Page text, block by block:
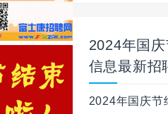
2024年国
信息最新招
2024年国庆节